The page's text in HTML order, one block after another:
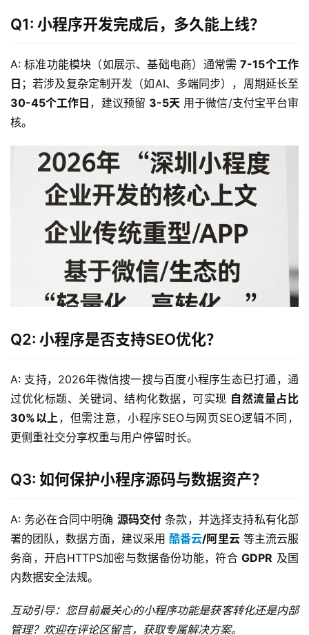
态
关
于
我
们
Q1: 小程序开发完成后，多久能上线？
A: 标准功能模块（如展示、基础电商）通常需 7-15个工作
日
30-45个工作日 ，建议预留 3-5天 用于微信/支付宝平台审
核。
Q2: 小程序是否支持SEO优化？
A: 支持，2026年微信搜一搜与百度小程序生态已打通，通
过优化标题、关键词、结构化数据，可实现 自然流量占比
30%以上 ，但需注意，小程序SEO与网页SEO逻辑不同，
更侧重社交分享权重与用户停留时长。
Q3: 如何保护小程序源码与数据资产？
A: 务必在合同中明确 源码交付 条款，并选择支持私有化部
署的团队，数据方面，建议采用 酷番云/阿里云 等主流云服
务商，开启HTTPS加密与数据备份功能，符合 GDPR 及国
内数据安全法规。
互动引导：您目前最关心的小程序功能是获客转化还是内部
管理？欢迎在评论区留言，获取专属解决方案。